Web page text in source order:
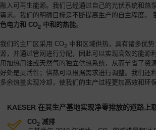
融入可再生能源。我们已经通过自己的光伏系统和热
需求。我们的明确目标是不断提高生产的自主程度。
色电力和 CO2 中和的热能。
我们的主厂区采用 CO2 中和区域供热，具有诸多优
源，并通过管网进行分配，因此可以实现高效的能源
用加热用油或天然气的独立供热系统，从而节省了资
好处是灵活性；供热可以根据需求进行调整。我们还
多余热量实现冷却，使我们的生产过程更加高效和环保
KAESER 在其生产基地实现净零排放的道路上
CO2 减排